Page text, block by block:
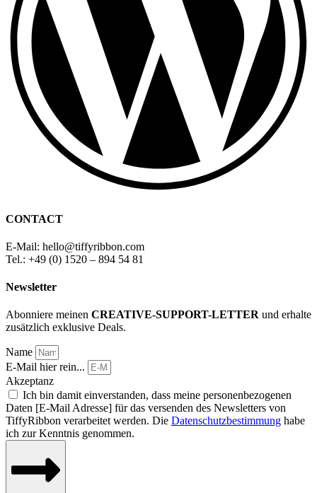
CONTACT
E-Mail: hello@tiffyribbon.com
Tel.: +49 (0) 1520 – 894 54 81
Newsletter
Abonniere meinen CREATIVE-SUPPORT-LETTER und erhalte
zusätzlich exklusive Deals.
Name
E-Mail hier rein...
Akzeptanz
Ich bin damit einverstanden, dass meine personenbezogenen
Daten [E-Mail Adresse] für das versenden des Newsletters von
TiffyRibbon verarbeitet werden. Die Datenschutzbestimmung habe
ich zur Kenntnis genommen.